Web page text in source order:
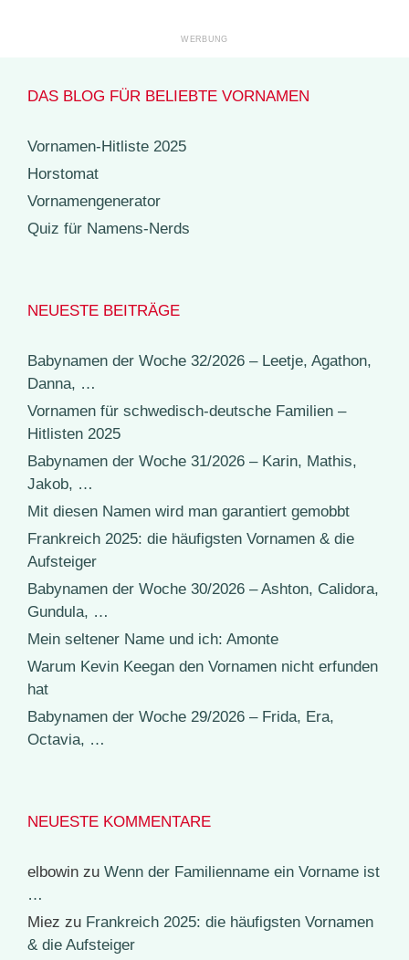
DAS BLOG FÜR BELIEBTE VORNAMEN
Vornamen-Hitliste 2025
Horstomat
Vornamengenerator
Quiz für Namens-Nerds
NEUESTE BEITRÄGE
Babynamen der Woche 32/2026 – Leetje, Agathon,
Danna, …
Vornamen für schwedisch-deutsche Familien –
Hitlisten 2025
Babynamen der Woche 31/2026 – Karin, Mathis,
Jakob, …
Mit diesen Namen wird man garantiert gemobbt
Frankreich 2025: die häufigsten Vornamen & die
Aufsteiger
Babynamen der Woche 30/2026 – Ashton, Calidora,
Gundula, …
Mein seltener Name und ich: Amonte
Warum Kevin Keegan den Vornamen nicht erfunden
hat
Babynamen der Woche 29/2026 – Frida, Era,
Octavia, …
NEUESTE KOMMENTARE
elbowin zu Wenn der Familienname ein Vorname ist
…
Miez zu Frankreich 2025: die häufigsten Vornamen
& die Aufsteiger